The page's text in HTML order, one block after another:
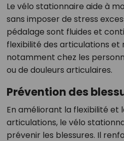
Le vélo stationnaire aide à
sans imposer de stress
pédalage sont fluides et
flexibilité des articulations et
notamment chez les
ou de douleurs articulaires.
Prévention des
En améliorant la flexibilité et
articulations, le vélo
prévenir les blessures. Il